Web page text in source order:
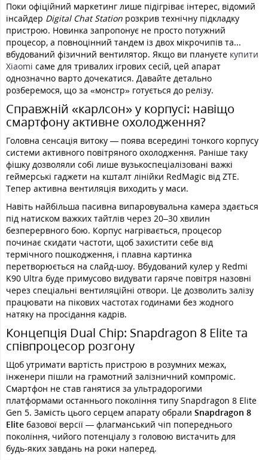
Поки офіційний маркетинг лише підігріває інтерес, відомий
інсайдер Digital Chat Station розкрив технічну підкладку
пристрою. Новинка запропонує не просто потужний
процесор, а повноцінний тандем із двох мікрочипів та...
вбудований фізичний вентилятор. Якщо ви плануєте купити
Xiaomi саме для тривалих ігрових сесій, цей апарат
однозначно варто дочекатися. Давайте детально
розберемося, що за «монстр» готується до релізу.
Справжній «карлсон» у корпусі: навіщо
смартфону активне охолодження?
Головна сенсація витоку — поява всередині тонкого корпусу
системи активного повітряного охолодження. Раніше таку
фішку дозволяли собі лише вузькоспеціалізовані важкі
геймерські гаджети на кшталт лінійки RedMagic від ZTE.
Тепер активна вентиляція виходить у маси.
Навіть найбільша пасивна випаровувальна камера здається
під натиском важких тайтлів через 20–30 хвилин
безперервного бою. Корпус нагрівається, процесор
починає скидати частоти, щоб захистити себе від
термічного пошкодження, і плавна картинка
перетворюється на слайд-шоу. Вбудований кулер у Redmi
K90 Ultra буде примусово видувати гаряче повітря назовні
через спеціальні вентиляційні отвори. Це дозволить залізу
працювати на пікових частотах годинами без жодного
натяку на просідання кадрів.
Концепція Dual Chip: Snapdragon 8 Elite та
співпроцесор розгону
Щоб утримати вартість пристрою в розумних межах,
інженери пішли на грамотний залізничний компроміс.
Смартфон не став ганятися за ультрадорогими
платформами останнього покоління типу Snapdragon 8 Elite
Gen 5. Замість цього серцем апарату обрали Snapdragon 8
Elite базової версії — флагманський чіп попереднього
покоління, чийого потенціалу з головою вистачить для
будь-яких завдань на роки наперед.